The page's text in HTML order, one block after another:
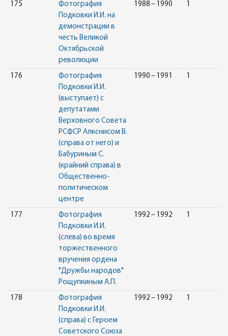
175
Фотография
Подковки И.И. на
демонстрации в
честь Великой
Октябрьской
революции
1988 – 1990 1
176
Фотография
Подковки И.И.
(выступает) с
депутатами
Верховного Совета
РСФСР Алкснисом В.
(справа от него) и
Бабуриным С.
(крайний справа) в
Общественно-
политическом
центре
1990 – 1991 1
177
Фотография
Подковки И.И.
(слева) во время
торжественного
вручения ордена
"Дружбы народов"
Рощупкиным А.П.
1992 – 1992 1
178
Фотография
Подковки И.И.
(справа) с Героем
Советского Союза
1992 – 1992 1